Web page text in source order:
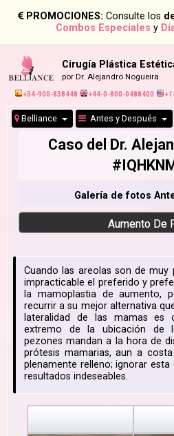
PROMOCIONES: Consulte los
Combos Especiales y
Cirugía Plástica
por Dr. Alejandro Nogueira
+34-900-838448 +44-0-800-0488400
Belliance Antes y Después
Caso del Dr.
Galería de fotos
Aumento De
Cuando las areolas son de muy
impracticable el preferido y
la mamoplastia de aumento,
recurrir a su mejor alternativa
lateralidad de las mamas es
extremo de la ubicación de
pezones mandan a la hora de
prótesis mamarias, aun a
plenamente relleno; ignorar
resultados indeseables.